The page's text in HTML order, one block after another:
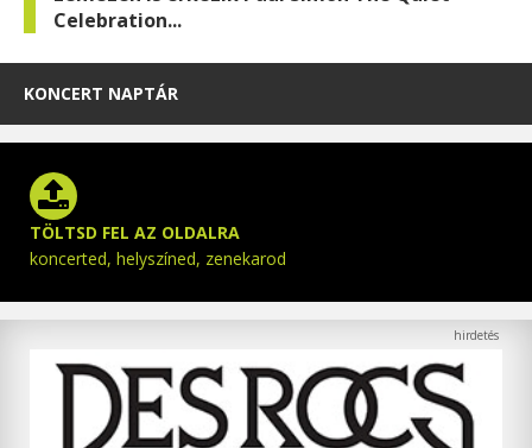
Celebration...
KONCERT NAPTÁR
TÖLTSD FEL AZ OLDALRA
koncerted, helyszíned, zenekarod